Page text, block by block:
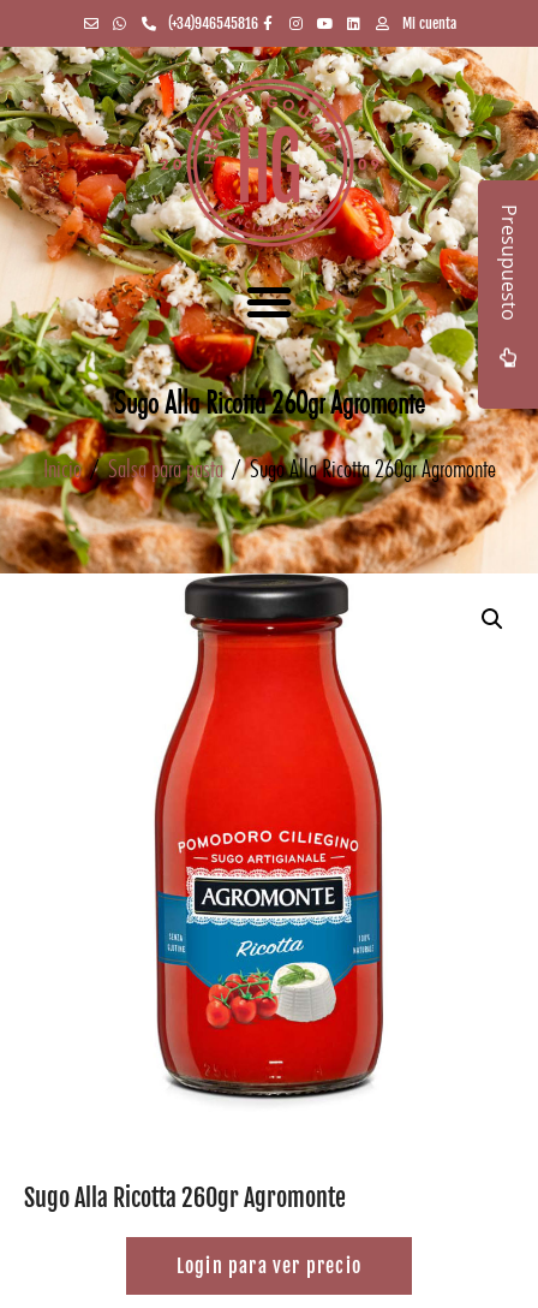
(+34)946545816 Mi cuenta
Sugo Alla Ricotta 260gr Agromonte
Inicio/Salsa para pasta/ Sugo Alla Ricotta 260gr Agromonte
Sugo Alla Ricotta 260gr Agromonte
Login para ver precio
Presupuesto